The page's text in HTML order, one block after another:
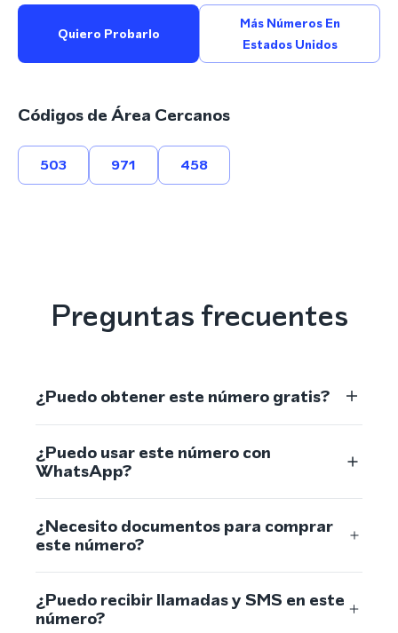
Quiero Probarlo
Más Números En
Estados Unidos
Códigos de Área Cercanos
503 971 458
Preguntas frecuentes
¿Puedo obtener este número gratis?
¿Puedo usar este número con
WhatsApp?
¿Necesito documentos para comprar
este número?
¿Puedo recibir llamadas y SMS en este
número?